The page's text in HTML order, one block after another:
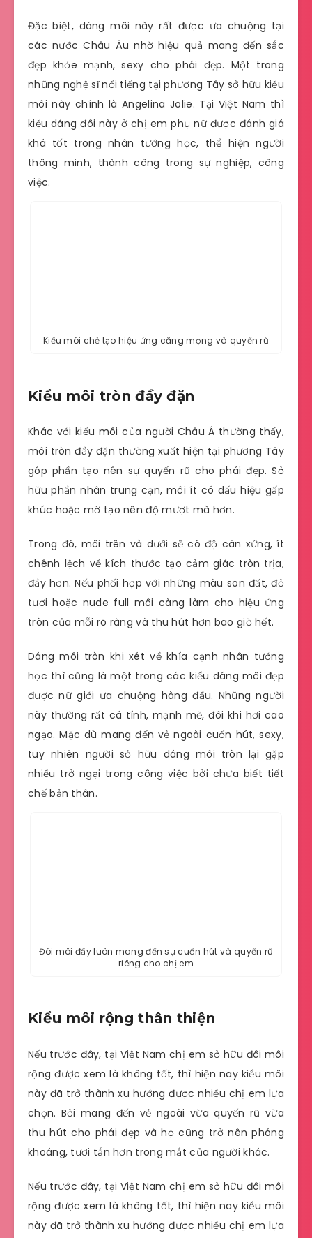
Đặc biệt, dáng môi này rất được ưa chuộng tại
các nước Châu Âu nhờ hiệu quả mang đến sắc
đẹp khỏe mạnh, sexy cho phái đẹp. Một trong
những nghệ sĩ nổi tiếng tại phương Tây sở hữu kiểu
môi này chính là Angelina Jolie. Tại Việt Nam thì
kiểu dáng đôi này ở chị em phụ nữ được đánh giá
khá tốt trong nhân tướng học, thể hiện người
thông minh, thành công trong sự nghiệp, công
việc.
Kiểu môi chẻ tạo hiệu ứng căng mọng và quyến rũ
Kiểu môi tròn đầy đặn
Khác với kiểu môi của người Châu Á thường thấy,
môi tròn đầy đặn thường xuất hiện tại phương Tây
góp phần tạo nên sự quyến rũ cho phái đẹp. Sở
hữu phần nhân trung cạn, môi ít có dấu hiệu gấp
khúc hoặc mờ tạo nên độ mượt mà hơn.
Trong đó, môi trên và dưới sẽ có độ cân xứng, ít
chênh lệch về kích thước tạo cảm giác tròn trịa,
đầy hơn. Nếu phối hợp với những màu son đất, đỏ
tươi hoặc nude full môi càng làm cho hiệu ứng
tròn của mỗi rõ ràng và thu hút hơn bao giờ hết.
Dáng môi tròn khi xét về khía cạnh nhân tướng
học thì cũng là một trong các kiểu dáng môi đẹp
được nữ giới ưa chuộng hàng đầu. Những người
này thường rất cá tính, mạnh mẽ, đôi khi hơi cao
ngạo. Mặc dù mang đến vẻ ngoài cuốn hút, sexy,
tuy nhiên người sở hữu dáng môi tròn lại gặp
nhiều trở ngại trong công việc bởi chưa biết tiết
chế bản thân.
Đôi môi đầy luôn mang đến sự cuốn hút và quyến rũ
riêng cho chị em
Kiểu môi rộng thân thiện
Nếu trước đây, tại Việt Nam chị em sở hữu đôi môi
rộng được xem là không tốt, thì hiện nay kiểu môi
này đã trở thành xu hướng được nhiều chị em lựa
chọn. Bởi mang đến vẻ ngoài vừa quyến rũ vừa
thu hút cho phái đẹp và họ cũng trở nên phóng
khoáng, tươi tắn hơn trong mắt của người khác.
Nếu trước đây, tại Việt Nam chị em sở hữu đôi môi
rộng được xem là không tốt, thì hiện nay kiểu môi
này đã trở thành xu hướng được nhiều chị em lựa